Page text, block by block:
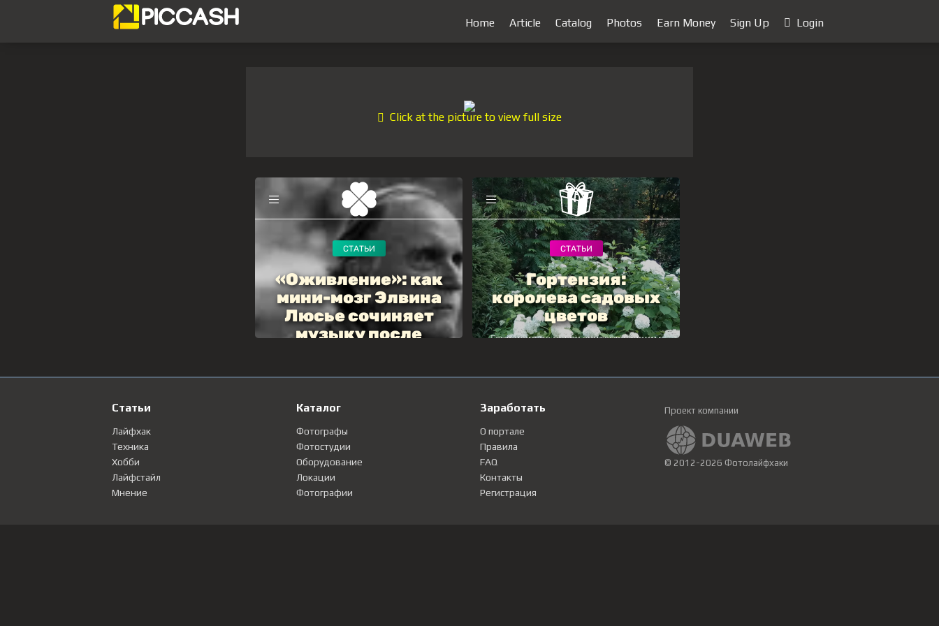
Home Article Catalog Photos Earn Money Sign Up Login
Click at the picture to view full size
Статьи
Лайфхак
Техника
Хобби
Лайфстайл
Мнение
Каталог
Фотографы
Фотостудии
Оборудование
Локации
Фотографии
Заработать
О портале
Правила
FAQ
Контакты
Регистрация
Проект компании
© 2012-2026 Фотолайфхаки